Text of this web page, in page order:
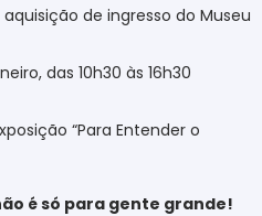
de ingresso do Museu
das 10h30 às 16h30
“Para Entender o
é só para gente grande!